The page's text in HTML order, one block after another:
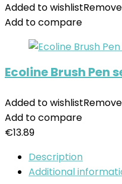
Added to wishlist
Add to compare
Ecoline Brush Pen
Added to wishlist
Add to compare
€13.89
Description
Additional